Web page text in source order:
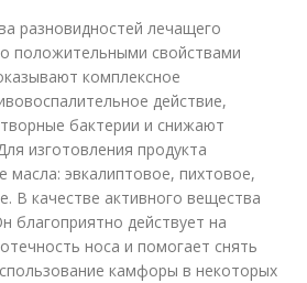
разновидностей лечащего
положительными свойствами
комплексное
действие,
бактерии и снижают
изготовления продукта
масла: эвкалиптовое, пихтовое,
В качестве активного вещества
благоприятно действует на
носа и помогает снять
камфоры в некоторых